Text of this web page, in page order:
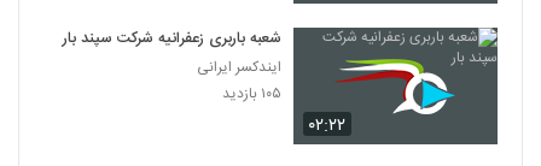
۰۲:۲۲
شعبه باربری زعفرانیه شرکت سپند بار
ایندکسر ایرانی
۱۰۵ بازدید